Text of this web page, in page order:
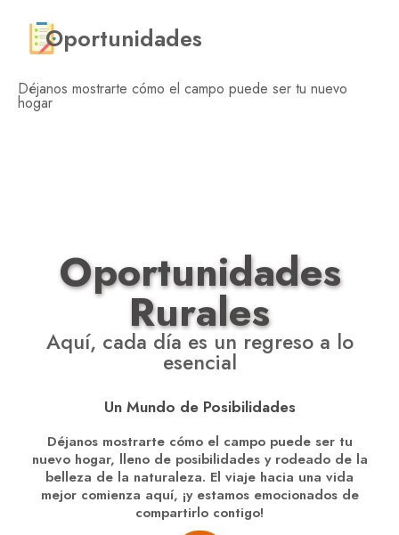
Oportunidades
Déjanos mostrarte cómo el campo puede ser tu nuevo
hogar
Oportunidades
Rurales
Aquí, cada día es un regreso a lo
esencial
Un Mundo de Posibilidades
Déjanos mostrarte cómo el campo puede ser tu
nuevo hogar, lleno de posibilidades y rodeado de la
belleza de la naturaleza. El viaje hacia una vida
mejor comienza aquí, ¡y estamos emocionados de
compartirlo contigo!